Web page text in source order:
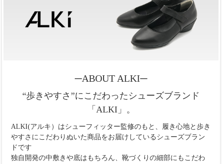
─ABOUT ALKI─
“歩きやすさ”にこだわったシューズブランド
「ALKI」。
ALKI(アルキ）はシューフィッター監修のもと、履き心地と歩き
やすさにこだわりぬいた商品をお届けしているシューズブラン
ドです
独自開発の中敷きや底はもちろん、靴づくりの細部にもこだわ